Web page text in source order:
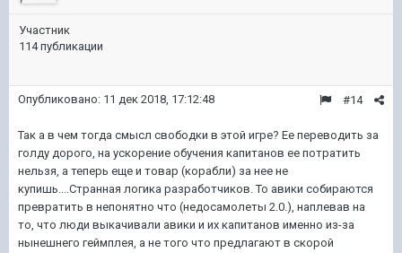
Участник
114 публикации
#14
Опубликовано: 11 дек 2018, 17:12:48
Так а в чем тогда смысл свободки в этой игре? Ее переводить за
голду дорого, на ускорение обучения капитанов ее потратить
нельзя, а теперь еще и товар (корабли) за нее не
купишь....Странная логика разработчиков. То авики собираются
превратить в непонятно что (недосамолеты 2.0.), наплевав на
то, что люди выкачивали авики и их капитанов именно из-за
нынешнего геймплея, а не того что предлагают в скорой